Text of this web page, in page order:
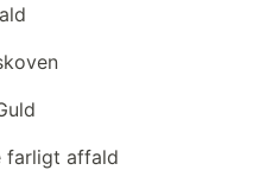
farligt affald